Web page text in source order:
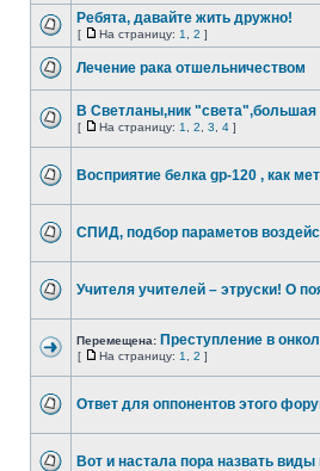
Ребята, давайте жить дружно!
[ На страницу: 1 2 ]
Лечение рака отшельничеством
В Светланы,ник "света",большая
[ На страницу: 1 2 3 4 ]
Восприятие белка gp-120 , как
СПИД, подбор параметов
Учителя учителей – этруски! О
Перемещена: Преступление в
[ На страницу: 1 2 ]
Ответ для оппонентов этого
Вот и настала пора назвать виды